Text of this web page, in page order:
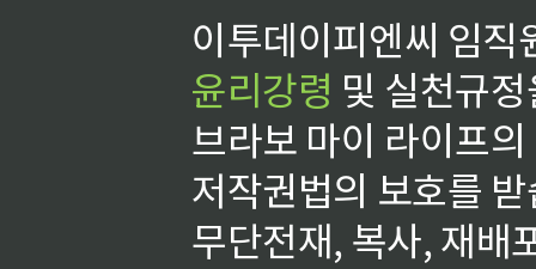
이투데이피엔씨 임
윤리강령 및 실천규
브라보 마이 라이프
저작권법의 보호를
무단전재, 복사, 재배